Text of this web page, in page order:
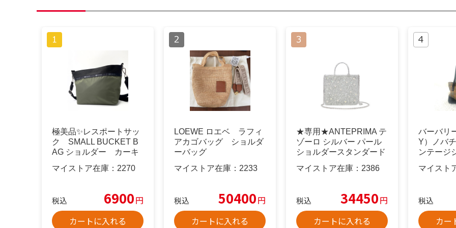
極美品✨レスポートサッ
ク SMALL BUCKET B
AG ショルダー カーキ
マイストア在庫： 2270
税込 6900円
カートに入れる
LOEWE ロエベ ラフィ
アカゴバッグ ショルダ
ーバッグ
マイストア在庫： 2233
税込 50400円
カートに入れる
★専用★ANTEPRIMA テ
ゾーロ シルバー パール
ショルダースタンダード
マイストア在庫： 2386
税込 34450円
カートに入れる
バーバリ
Y）ノバ
ンテージ
マイスト
税込
カー